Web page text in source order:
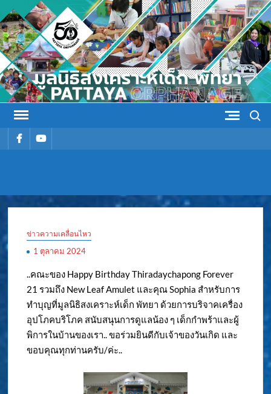
Skip
to
content
รายการรายการ
สงเคราะห์
ข่าวความเคลื่อนไหว
1 ตุลาคม 2024
..คณะของ Happy Birthday Thiradaychapong Forever
21 รวมถึง New Leaf Amulet และคุณ Sophia สำหรับการ
ทำบุญที่มูลนิธิสงเคราะห์เด็ก พัทยา ด้วยการบริจาคเครื่อง
อุปโภคบริโภค สนับสนุนการดูแลน้อง ๆ เด็กกำพร้าและผู้
พิการในบ้านของเรา.. ขอร่วมยินดีกับเจ้าของวันเกิด และ
ขอบคุณทุกท่านครับ/ค่ะ..